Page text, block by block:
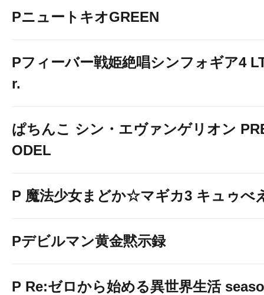
PニュートキオGREEN
Pフィーバー戦姫絶唱シンフォギア4
r.
ぱちんこ シン・エヴァンゲリオン
ODEL
P 魔法少女まどか☆マギカ3 キュゥべ
Pデビルマン黄金黙示録
P Re:ゼロから始める異世界生活